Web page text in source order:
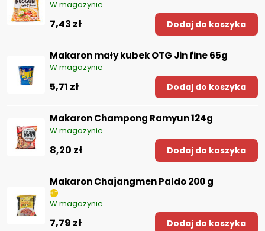
W magazynie
7,43 zł Dodaj do koszyka
Makaron mały kubek OTG Jin fine 65g
W magazynie
5,71 zł Dodaj do koszyka
Makaron Champong Ramyun 124g
W magazynie
8,20 zł Dodaj do koszyka
Makaron Chajangmen Paldo 200 g
W magazynie
7,79 zł Dodaj do koszyka